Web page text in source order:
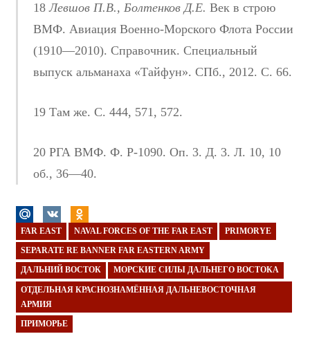
18Левшов П.В., Болтенков Д.Е. Век в строю
ВМФ. Авиация Военно-Морского Флота России
(1910—2010). Справочник. Специальный
выпуск альманаха «Тайфун». СПб., 2012. С. 66.
19 Там же. С. 444, 571, 572.
20 РГА ВМФ. Ф. Р-1090. Оп. 3. Д. 3. Л. 10, 10
об., 36—40.
FAR EAST NAVAL FORCES OF THE FAR EAST PRIMORYE
SEPARATE RE BANNER FAR EASTERN ARMY
ДАЛЬНИЙ ВОСТОК МОРСКИЕ СИЛЫ ДАЛЬНЕГО ВОСТОКА
ОТДЕЛЬНАЯ КРАСНОЗНАМЁННАЯ ДАЛЬНЕВОСТОЧНАЯ
АРМИЯ
ПРИМОРЬЕ